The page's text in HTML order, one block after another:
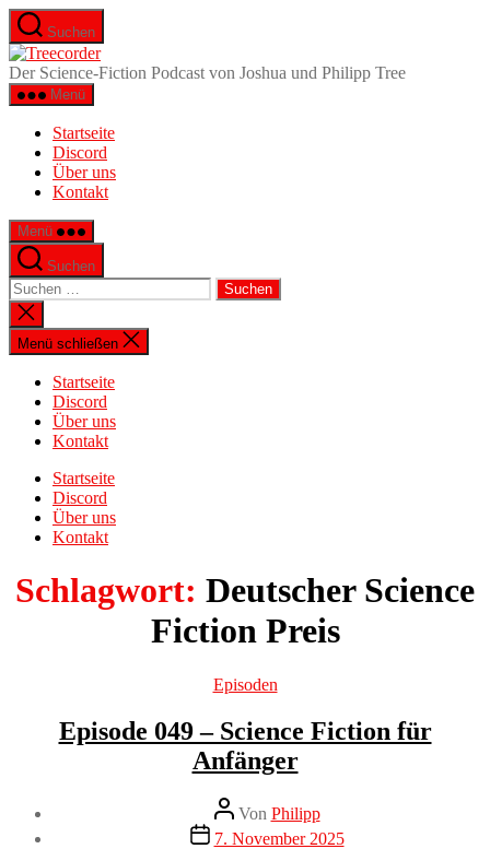
Zum
Inhalt
springen
Suchen
Treecorder
Der Science-Fiction Podcast von Joshua und Philipp Tree
Menü
Startseite
Discord
Über uns
Kontakt
Menü
Suchen
Suchen
nach:
Suche
schließen
Menü schließen
Startseite
Discord
Über uns
Kontakt
Startseite
Discord
Über uns
Kontakt
Schlagwort: Deutscher Science
Fiction Preis
Kategorien
Episoden
Episode 049 – Science Fiction für
Anfänger
Beitragsautor
Von Philipp
Veröffentlichungsdatum
7. November 2025